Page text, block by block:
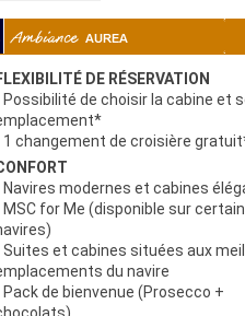
DE RÉSERVATION
Possibilité de choisir la cabine et
1 changement de croisière
Navires modernes et cabines
MSC for Me (disponible sur
Suites et cabines situées aux
du navire
Pack de bienvenue (Prosecco +